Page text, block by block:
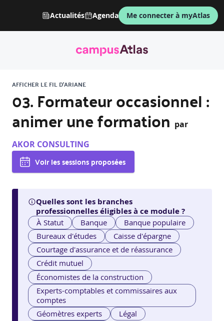
Actualités Agenda Me connecter à myAtlas
AFFICHER LE FIL D'ARIANE
03. Formateur occasionnel :
animer une formation par
AKOR CONSULTING
Voir les sessions proposées
Quelles sont les branches
professionnelles éligibles à ce module ?
À Statut Banque
Banque populaire
Bureaux d'études
Caisse d'épargne
Courtage d'assurance et de réassurance
Crédit mutuel
Économistes de la construction
Experts-comptables et commissaires aux
comptes
Géomètres experts
Légal